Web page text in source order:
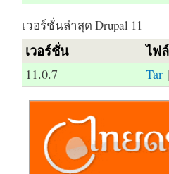
เวอร์ชั่นล่าสุด Drupal 11
เวอร์ชั่น ไฟล์
11.0.7 Tar|